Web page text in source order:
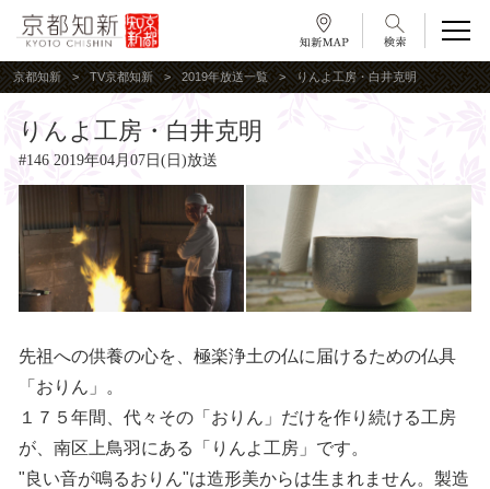
京都知新 TV京都知新 2019年放送一覧 りんよ工房・白井克明
りんよ工房・白井克明
#146 2019年04月07日(日)放送
先祖への供養の心を、極楽浄土の仏に届けるための仏具
「おりん」。
１７５年間、代々その「おりん」だけを作り続ける工房
が、南区上鳥羽にある「りんよ工房」です。
"良い音が鳴るおりん"は造形美からは生まれません。製造